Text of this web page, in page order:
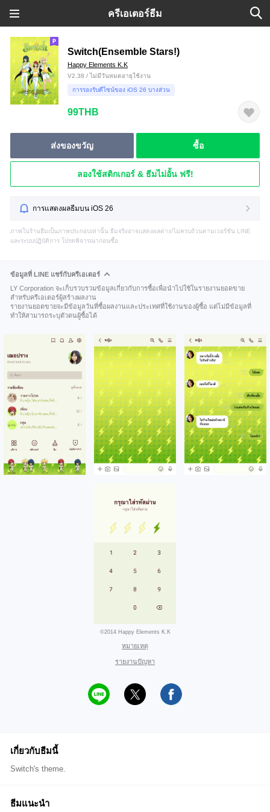
ครีเอเตอร์ธีม
Switch(Ensemble Stars!)
Happy Elements K.K
V2.38 / ไม่มีวันหมดอายุใช้งาน
การรองรับดีไซน์ของ iOS 26 บางส่วน
99THB
ส่งของขวัญ ซื้อ
ลองใช้สติกเกอร์ & ธีมไม่อั้น ฟรี!
การแสดงผลธีมบน iOS 26
ภาพในร้านธีมเป็นภาพประกอบเท่านั้น ธีมจริงอาจแสดงผลต่าง/ไม่ครบถ้วนตามเวอร์ชัน LINE
และระบบปฏิบัติการ โปรดพิจารณาก่อนซื้อ
ข้อมูลที่ LINE แชร์กับครีเอเตอร์
LY Corporation จะเก็บรวบรวมข้อมูลเกี่ยวกับการซื้อเพื่อนำไปใช้ในรายงานยอดขาย
สำหรับครีเอเตอร์ผู้สร้างผลงาน
รายงานยอดขายจะมีข้อมูลวันที่ซื้อผลงานและประเทศที่ใช้งานของผู้ซื้อ แต่ไม่มีข้อมูลที่
ทำให้สามารถระบุตัวตนผู้ซื้อได้
©2014 Happy Elements K.K
หมายเหตุ
รายงานปัญหา
เกี่ยวกับธีมนี้
Switch's theme.
ธีมแนะนำ